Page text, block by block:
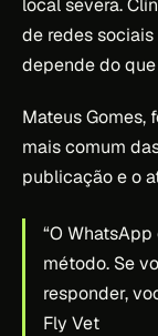
de redes
depende do
Mateus Gomes,
mais comum
publicação e o
“O
método. Se
responder,
Fly Vet